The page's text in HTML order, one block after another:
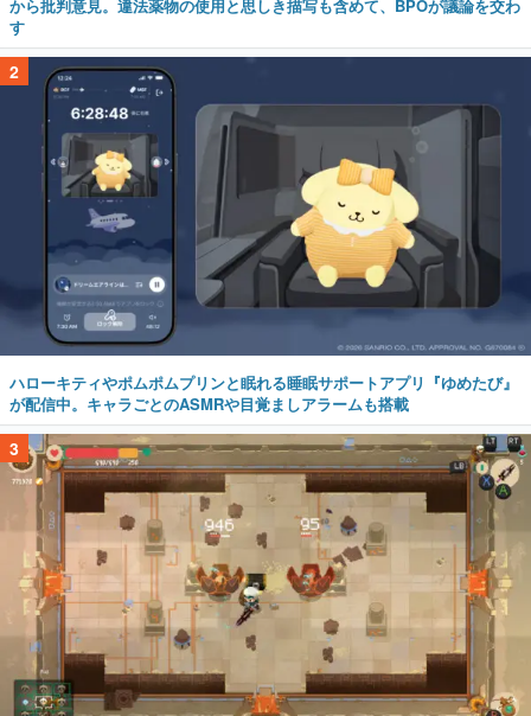
から批判意見。違法薬物の使用と思しき描写も含めて、BPOが議論を交わ
す
2
ハローキティやポムポムプリンと眠れる睡眠サポートアプリ『ゆめたび』
が配信中。キャラごとのASMRや目覚ましアラームも搭載
3